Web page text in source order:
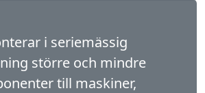
i seriemässig
större och mindre
till maskiner,